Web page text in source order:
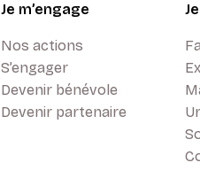
Je m’engage
Nos actions
S’engager
Devenir bénévole
Devenir partenaire